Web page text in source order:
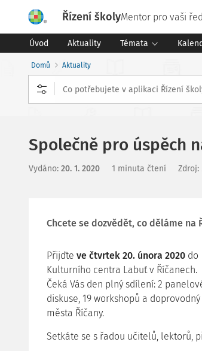
Řízení školyMentor pro vaši
Úvod Aktuality Témata
Domů Aktuality
Společně pro úspěch
Vydáno: 20. 1. 2020 1 minuta čtení Zdroj:
Chcete se dozvědět, co děláme na
Přijďte ve čtvrtek 20. února 2020 do
Kulturního centra Labuť v Říčanech.
Čeká Vás den plný sdílení: 2
diskuse, 19 workshopů a
města Říčany.
Setkáte se s řadou učitelů, lektorů,